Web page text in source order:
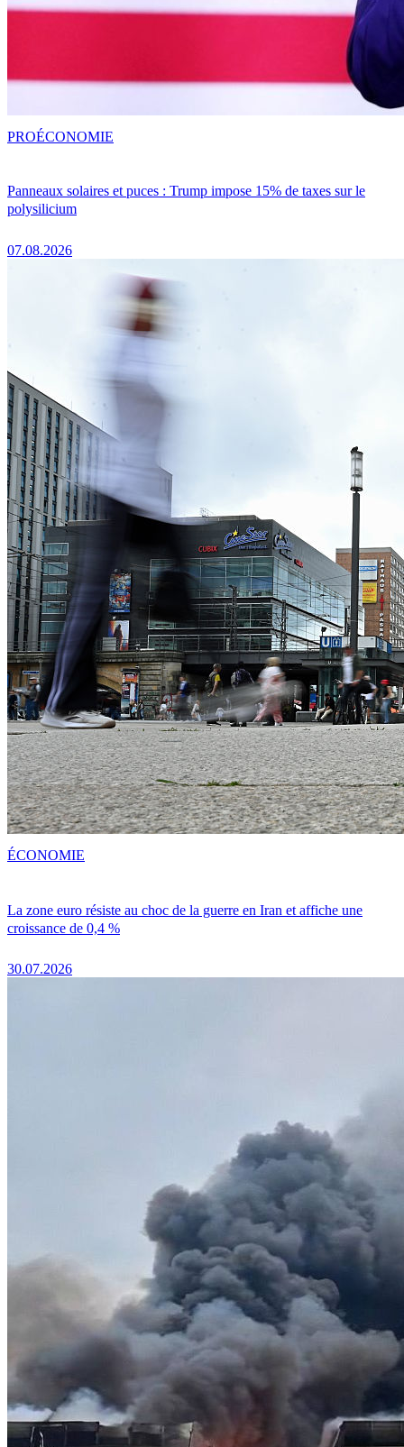
Panneaux solaires et puces : Trump impose 15% de taxes sur le
polysilicium
07.08.2026
PROÉCONOMIE
La zone euro résiste au choc de la guerre en Iran et affiche une
croissance de 0,4 %
30.07.2026
ÉCONOMIE